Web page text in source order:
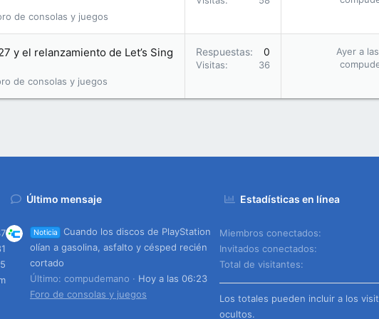
de consolas y juegos
y el relanzamiento de Let’s Sing
de consolas y juegos
Respuestas 0
Visitas 36
Ayer a
Último mensaje
Noticia
Cuando los discos de PlayStation
olían a gasolina, asfalto y césped recién
cortado
Último: compudemano
Hoy a las 06:23
Foro de consolas y juegos
Estadísticas en línea
Miembros conectados
Invitados conectados
Total de visitantes
Los totales pueden incluir a los
ocultos.